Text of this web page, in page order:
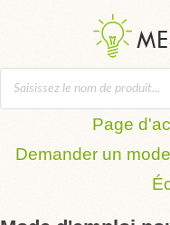
Page
Demander un